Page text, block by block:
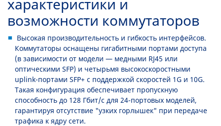
возможности коммутаторов
Высокая производительность и гибкость интерфейсов.
Коммутаторы оснащены гигабитными портами доступа
(в зависимости от модели — медными RJ45 или
оптическими SFP) и четырьмя высокоскоростными
uplink-портами SFP+ с поддержкой скоростей 1G и 10G.
Такая конфигурация обеспечивает пропускную
способность до 128 Гбит/с для 24-портовых моделей,
гарантируя отсутствие "узких горлышек" при передаче
трафика к ядру сети.